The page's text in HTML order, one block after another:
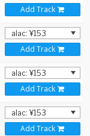
Add Track
Add Track
Add Track
Add Track